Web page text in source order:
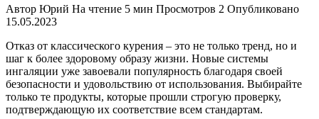
Автор Юрий На чтение 5 мин Просмотров 2 Опубликовано
15.05.2023
Отказ от классического курения – это не только тренд, но и
шаг к более здоровому образу жизни. Новые системы
ингаляции уже завоевали популярность благодаря своей
безопасности и удовольствию от использования. Выбирайте
только те продукты, которые прошли строгую проверку,
подтверждающую их соответствие всем стандартам.